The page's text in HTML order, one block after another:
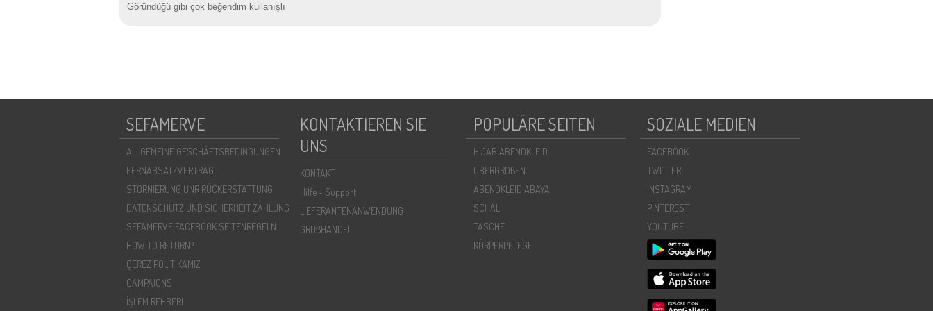
Göründüğü gibi çok beğendim kullanışlı
SEFAMERVE
ALLGEMEINE GESCHÄFTSBEDINGUNGEN
FERNABSATZVERTRAG
STORNIERUNG UNR RÜCKERSTATTUNG
DATENSCHUTZ UND SICHERHEIT ZAHLUNG
SEFAMERVE FACEBOOK SEITENREGELN
HOW TO RETURN?
ÇEREZ POLITIKAMIZ
CAMPAIGNS
İŞLEM REHBERI
KONTAKTIEREN SIE
UNS
KONTAKT
Hilfe - Support
LIEFERANTENANWENDUNG
GROßHANDEL
POPULÄRE SEITEN
HIJAB ABENDKLEID
ÜBERGROßEN
ABENDKLEID ABAYA
SCHAL
TASCHE
KÖRPERPFLEGE
SOZIALE MEDIEN
FACEBOOK
TWITTER
INSTAGRAM
PINTEREST
YOUTUBE